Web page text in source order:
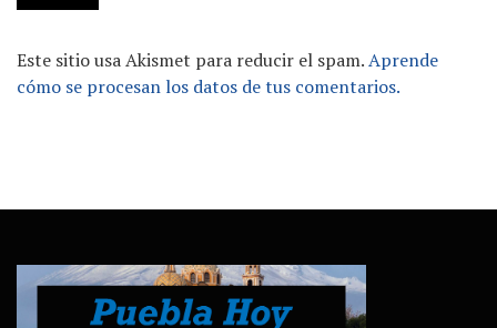
Este sitio usa Akismet para reducir el spam.Aprende
cómo se procesan los datos de tus comentarios.